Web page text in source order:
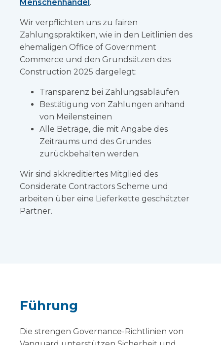
Menschenhandel.
Wir verpflichten uns zu fairen
Zahlungspraktiken, wie in den Leitlinien des
ehemaligen Office of Government
Commerce und den Grundsätzen des
Construction 2025 dargelegt:
Transparenz bei Zahlungsabläufen
Bestätigung von Zahlungen anhand
von Meilensteinen
Alle Beträge, die mit Angabe des
Zeitraums und des Grundes
zurückbehalten werden.
Wir sind akkreditiertes Mitglied des
Considerate Contractors Scheme und
arbeiten über eine Lieferkette geschätzter
Partner.
Führung
Die strengen Governance-Richtlinien von